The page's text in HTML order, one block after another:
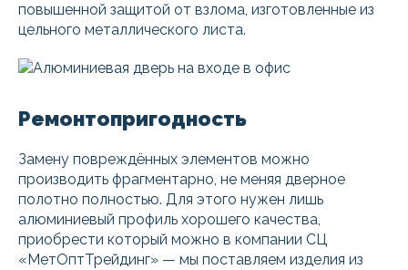
повышенной защитой от взлома, изготовленные из
цельного металлического листа.
Ремонтопригодность
Замену повреждённых элементов можно
производить фрагментарно, не меняя дверное
полотно полностью. Для этого нужен лишь
алюминиевый профиль хорошего качества,
приобрести который можно в компании СЦ
«МетОптТрейдинг» — мы поставляем изделия из